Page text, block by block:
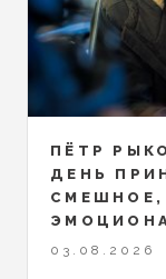
ПЁТР
ДЕНЬ
03.08.2026